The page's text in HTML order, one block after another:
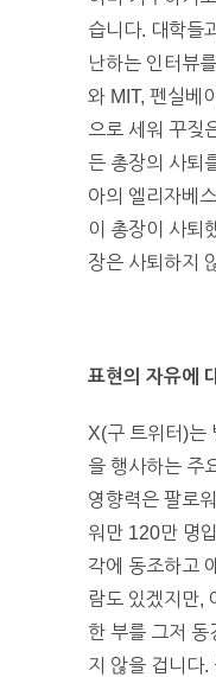
습니다. 대학들
난하는 인터뷰
와 MIT, 펜실베
으로 세워 꾸짖
든 총장의 사퇴
아의 엘리자베
이 총장이 사퇴
장은 사퇴하지
표현의 자유에
X(구 트위터)는
을 행사하는 주
영향력은 팔로
워만 120만 명
각에 동조하고
람도 있겠지만,
한 부를 그저 동
지 않을 겁니다.